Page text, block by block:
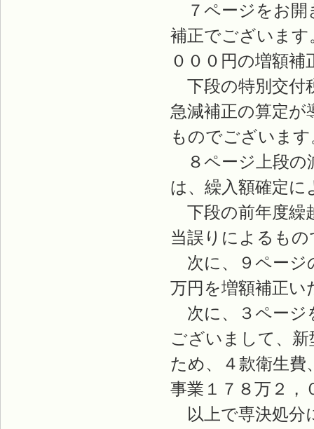
７ページをお開
補正でございます
０００円の増額
下段の特別交付
急減補正の算定
ものでございます
８ページ上段の
は、繰入額確定
下段の前年度繰
当誤りによるも
次に、９ページ
万円を増額補正
次に、３ページ
ございまして、
ため、４款衛生費
事業１７８万２，
以上で専決処分